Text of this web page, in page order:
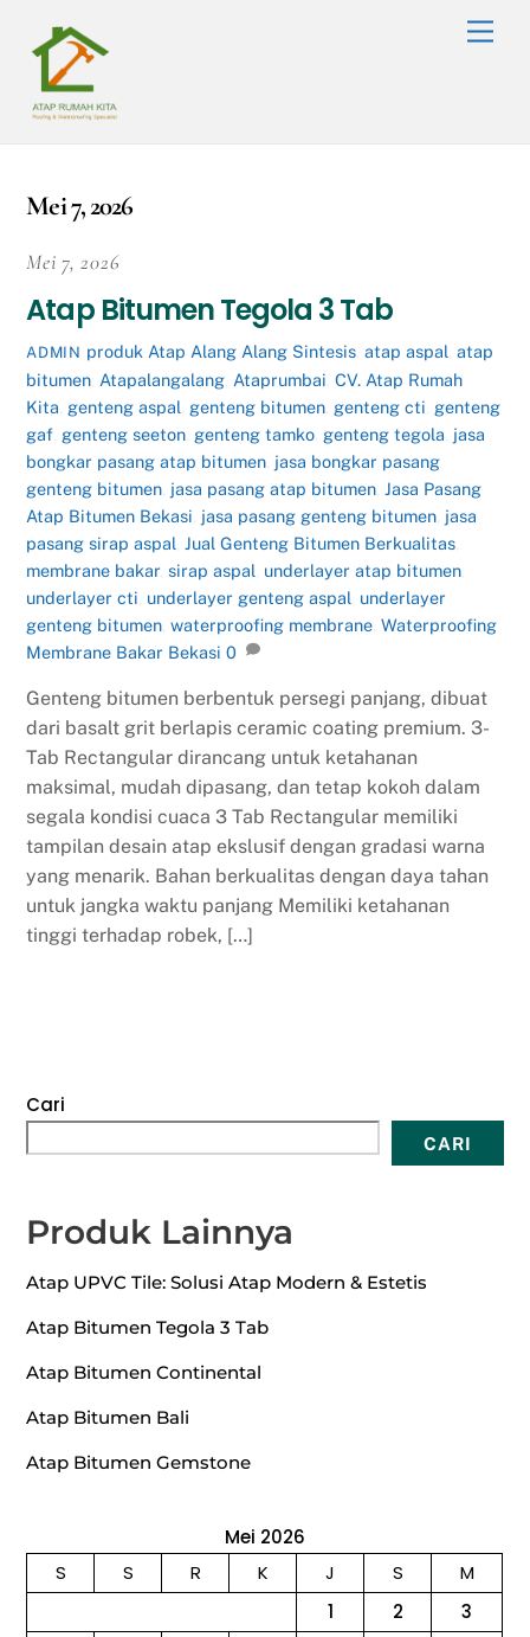
content
Mei 7, 2026
Mei 7, 2026
Atap Bitumen Tegola 3 Tab
ADMIN produk Atap Alang Alang Sintesis, atap aspal, atap
bitumen ,Atapalangalang ,Ataprumbai ,CV. Atap Rumah
Kita genteng aspal genteng bitumen genteng cti genteng
gaf genteng seeton genteng tamko genteng tegola jasa
bongkar pasang atap bitumen jasa bongkar pasang
genteng bitumen jasa pasang atap bitumen ,Jasa Pasang
Atap Bitumen Bekasi jasa pasang genteng bitumen jasa
pasang sirap aspal ,Jual Genteng Bitumen Berkualitas
membrane bakar,sirap aspal underlayer atap bitumen
underlayer cti underlayer genteng aspal underlayer
genteng bitumen ,waterproofing membrane ,Waterproofing
Membrane Bakar Bekasi 0
Genteng bitumen berbentuk persegi panjang, dibuat
dari basalt grit berlapis ceramic coating premium. 3-
Tab Rectangular dirancang untuk ketahanan
maksimal, mudah dipasang, dan tetap kokoh dalam
segala kondisi cuaca 3 Tab Rectangular memiliki
tampilan desain atap ekslusif dengan gradasi warna
yang menarik. Bahan berkualitas dengan daya tahan
untuk jangka waktu panjang Memiliki ketahanan
tinggi terhadap robek, […]
Cari
CARI
Produk Lainnya
Atap UPVC Tile: Solusi Atap Modern & Estetis
Atap Bitumen Tegola 3 Tab
Atap Bitumen Continental
Atap Bitumen Bali
Atap Bitumen Gemstone
Mei 2026
S
S R K J S
M
1
2
3